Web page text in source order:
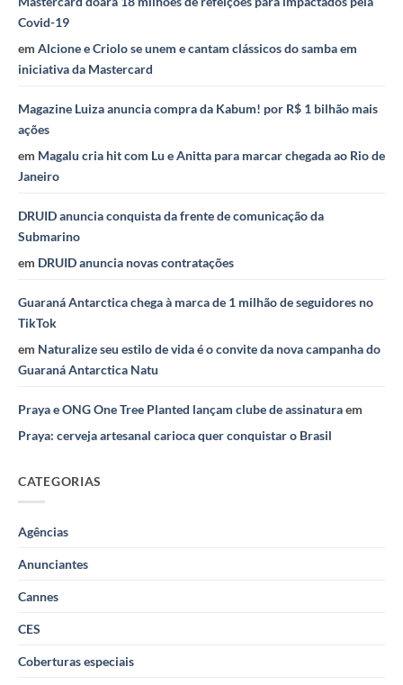
Covid-19
em Alcione e Criolo se unem e cantam clássicos do samba em
iniciativa da Mastercard
Magazine Luiza anuncia compra da Kabum! por R$ 1 bilhão mais
ações
em Magalu cria hit com Lu e Anitta para marcar chegada ao Rio de
Janeiro
DRUID anuncia conquista da frente de comunicação da
Submarino
em DRUID anuncia novas contratações
Guaraná Antarctica chega à marca de 1 milhão de seguidores no
TikTok
em Naturalize seu estilo de vida é o convite da nova campanha do
Guaraná Antarctica Natu
Praya e ONG One Tree Planted lançam clube de assinaturaem
Praya: cerveja artesanal carioca quer conquistar o Brasil
CATEGORIAS
Agências
Anunciantes
Cannes
CES
Coberturas especiais